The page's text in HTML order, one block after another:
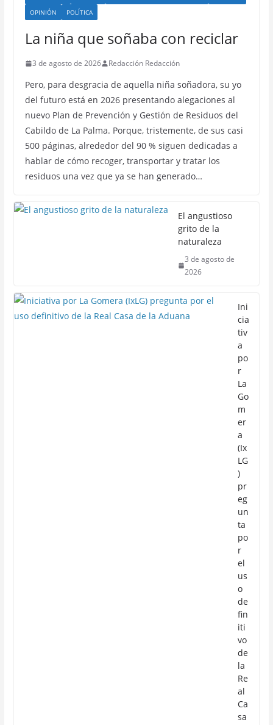
OPINIÓN
POLÍTICA
La niña que soñaba con reciclar
3 de agosto de 2026 Redacción Redacción
Pero, para desgracia de aquella niña soñadora, su yo
del futuro está en 2026 presentando alegaciones al
nuevo Plan de Prevención y Gestión de Residuos del
Cabildo de La Palma. Porque, tristemente, de sus casi
500 páginas, alrededor del 90 % siguen dedicadas a
hablar de cómo recoger, transportar y tratar los
residuos una vez que ya se han generado…
El angustioso
grito de la
naturaleza
3 de agosto de
2026
Ini
cia
tiv
a
po
r
La
Go
m
er
a
(Ix
LG
)
pr
eg
un
ta
po
r
el
us
o
de
fin
iti
vo
de
la
Re
al
Ca
sa